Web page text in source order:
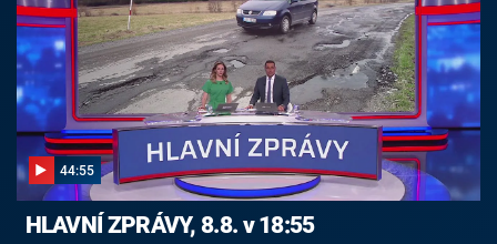
44:55
HLAVNÍ ZPRÁVY, 8.8. v 18:55